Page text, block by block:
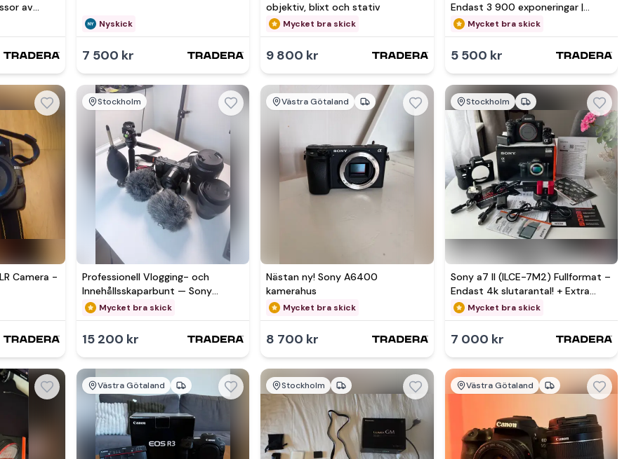
av
Nyskick
7 500 kr
objektiv, blixt och stativ
Mycket bra skick
9 800 kr
Endast 3 900 exponeringar |
Mycket fint skick
Mycket bra skick
5 500 kr
Se mer hos
Camera -
Se mer hos
Stockholm
Professionell Vlogging- och
Innehållsskaparbunt — Sony
a6400 Komplett Kit
Mycket bra skick
15 200 kr
Västra Götaland
Nästan ny! Sony A6400
kamerahus
Mycket bra skick
8 700 kr
Stockholm
Sony a7 II (ILCE-7M2) Fullformat –
Endast 4k slutarantal! + Extra
tillbehör
Mycket bra skick
7 000 kr
Se mer hos Se mer hos
Västra Götaland Stockholm Västra Götaland